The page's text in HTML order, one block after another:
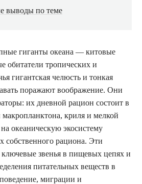
выводы по теме
гиганты океана — китовые
обитатели тропических и
гигантская челюсть и тонкая
поражают воображение. Они
их дневной рацион состоит в
криля и мелкой
океаническую экосистему
собственного рациона. Эти
звенья в пищевых цепях и
питательных веществ в
миграции и